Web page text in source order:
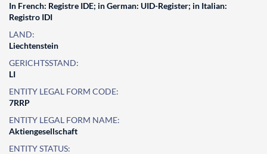
In French: Registre IDE; in German: UID-Register; in Italian:
Registro IDI
LAND:
Liechtenstein
GERICHTSSTAND:
LI
ENTITY LEGAL FORM CODE:
7RRP
ENTITY LEGAL FORM NAME:
Aktiengesellschaft
ENTITY STATUS: